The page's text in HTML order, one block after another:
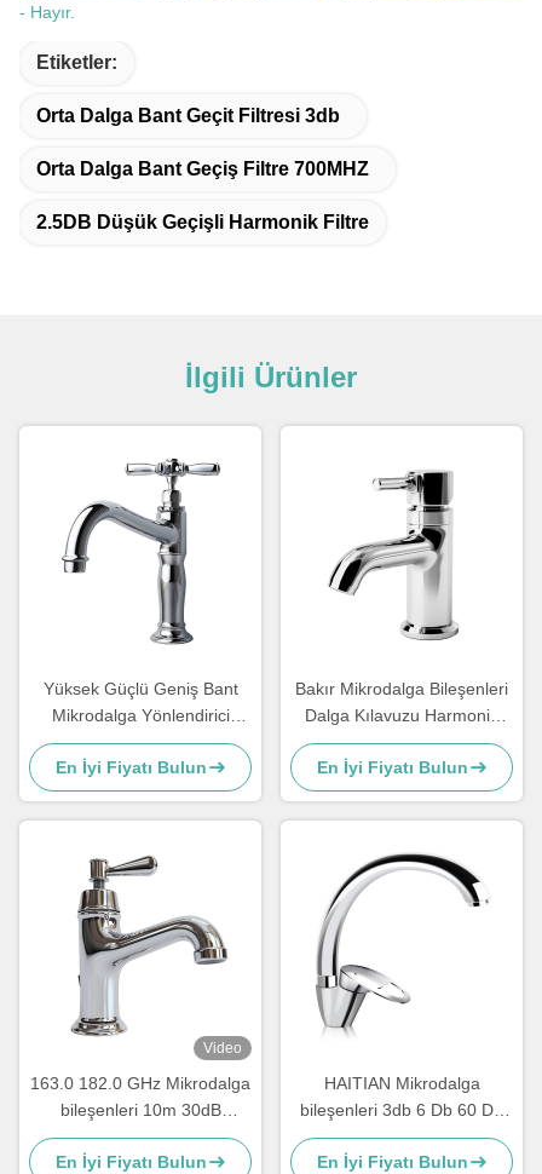
- Hayır.
Etiketler:
Orta Dalga Bant Geçit Filtresi 3db
Orta Dalga Bant Geçiş Filtre 700MHZ
2.5DB Düşük Geçişli Harmonik Filtre
İlgili Ürünler
Yüksek Güçlü Geniş Bant
Mikrodalga Yönlendirici
Kopyalayan Dalga Kılavuzu
280x187x40mm
En İyi Fiyatı Bulun
Bakır Mikrodalga Bileşenleri
Dalga Kılavuzu Harmonik
Filtre 2.0db Gömüş Kayıp
14.7 15.8 GHz
En İyi Fiyatı Bulun
Video
163.0 182.0 GHz Mikrodalga
bileşenleri 10m 30dB
Mikrodalga Güç Bölücü
Splitter Combiner
En İyi Fiyatı Bulun
HAITIAN Mikrodalga
bileşenleri 3db 6 Db 60 Db
40 Db Yönlendirici 40 Ghz
50 GHZ
En İyi Fiyatı Bulun